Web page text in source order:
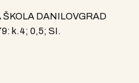
DANILOVGRAD
k.4; 0,5; SI.